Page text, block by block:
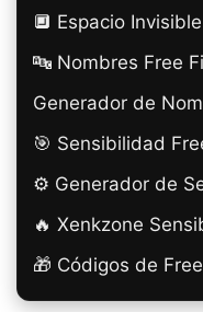
🔲️ Espacio
🔤 Nombres Free
Generador de
🎯 Sensibilidad
⚙️ Generador de
🔥 Xenkzone
🎁 Códigos de